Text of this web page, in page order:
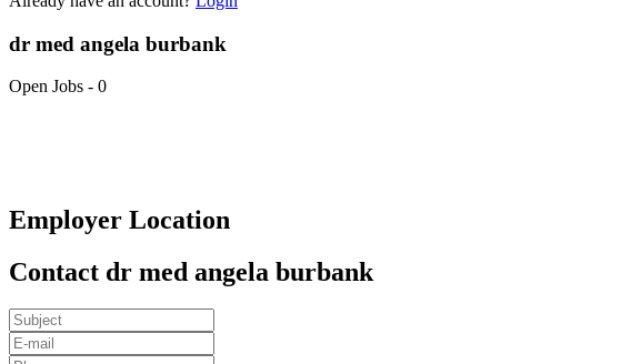
dr med angela burbank
Open Jobs - 0
Employer Location
Contact dr med angela burbank